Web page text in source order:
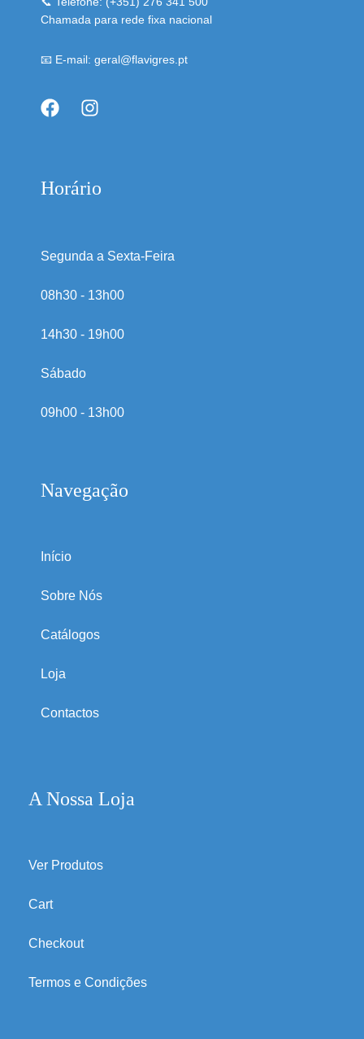
Chamada para rede fixa nacional
📧 E-mail: geral@flavigres.pt
Horário
Segunda a Sexta-Feira
08h30 - 13h00
14h30 - 19h00
Sábado
09h00 - 13h00
Navegação
Início
Sobre Nós
Catálogos
Loja
Contactos
A Nossa Loja
Ver Produtos
Cart
Checkout
Termos e Condições